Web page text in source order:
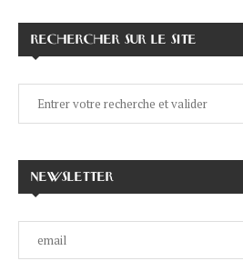
RECHERCHER SUR LE SITE
NEWSLETTER